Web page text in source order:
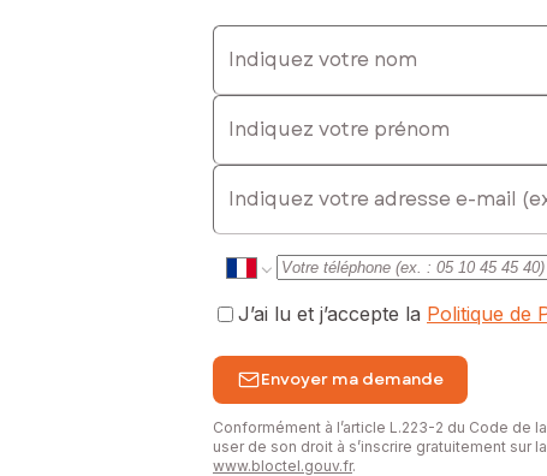
Indiquez votre nom
Indiquez votre prénom
E-mail
J’ai lu et j’accepte la Politique de
Envoyer ma demande
Conformément à l’article L.223-2 du Code de
user de son droit à s’inscrire gratuitement sur
www.bloctel.gouv.fr.